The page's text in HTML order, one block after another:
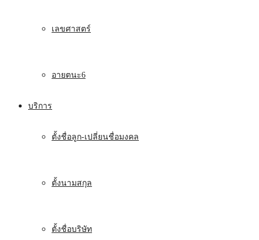
เลขศาสตร์
อายตนะ6
บริการ
ตั้งชื่อลูก-เปลี่ยนชื่อมงคล
ตั้งนามสกุล
ตั้งชื่อบริษัท